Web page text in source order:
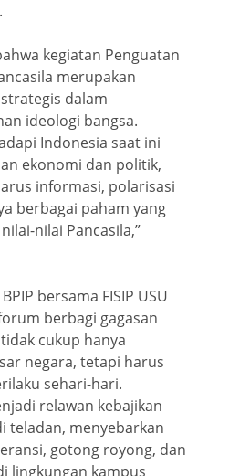
kegiatan Penguatan
merupakan
dalam
ideologi bangsa.
Indonesia saat ini
ekonomi dan politik,
informasi, polarisasi
berbagai paham yang
nilai Pancasila,”
bersama FISIP USU
berbagi gagasan
cukup hanya
negara, tetapi harus
sehari-hari.
relawan kebajikan
teladan, menyebarkan
gotong royong, dan
lingkungan kampus